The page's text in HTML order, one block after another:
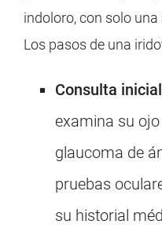
indoloro, con solo
Los pasos de una
Consulta inicial
examina su
glaucoma de
pruebas
su historial